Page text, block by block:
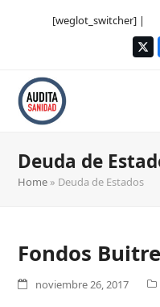
[weglot_switcher] |
Deuda de
Home » Deuda de Estados
Fondos
noviembre 26, 2017